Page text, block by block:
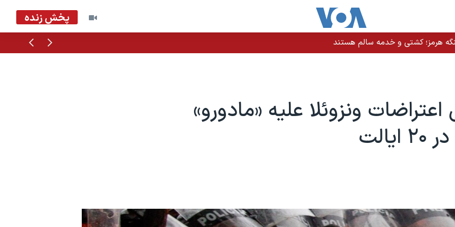
پخش زنده
قبلی هرمز؛ کشتی و خدمه سالم هستند
ونزوئلا علیه «مادورو»